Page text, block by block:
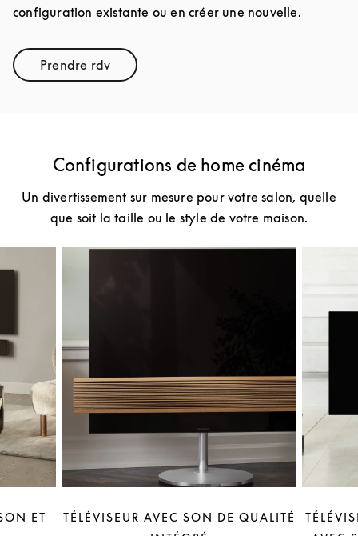
configuration existante ou en créer une nouvelle.
Prendre rdvLink Opens in New Tab
Configurations de home cinéma
Un divertissement sur mesure pour votre salon, quelle
que soit la taille ou le style de votre maison.
ET
TÉLÉVISEUR AVEC SON DE QUALITÉ